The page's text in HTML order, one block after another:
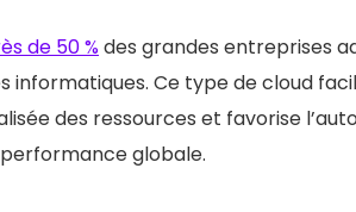
de 50 %des grandes entreprises
informatiques. Ce type de cloud
des ressources et favorise
globale.